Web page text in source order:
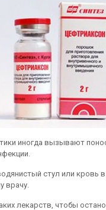
иногда вызывают
стул или кровь
врачу.
лекарств, чтобы